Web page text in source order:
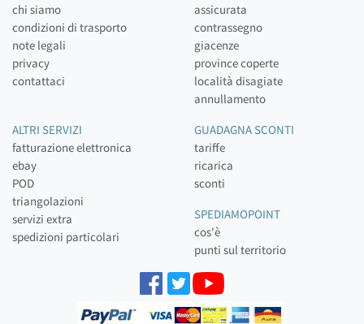
chi siamo
condizioni di trasporto
note legali
privacy
contattaci
assicurata
contrassegno
giacenze
province coperte
località disagiate
annullamento
ALTRI SERVIZI
fatturazione elettronica
ebay
POD
triangolazioni
servizi extra
spedizioni particolari
GUADAGNA SCONTI
tariffe
ricarica
sconti
SPEDIAMOPOINT
cos'è
punti sul territorio